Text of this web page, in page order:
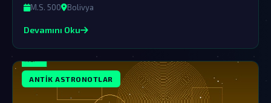
ihtimaldir.
M.S. 500 Bolivya
Devamını Oku
ANTIK ASTRONOTLAR